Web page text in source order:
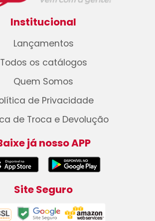
Institucional
Lançamentos
Todos os catálogos
Quem Somos
de Privacidade
de Troca e Devolução
já nosso APP
Site Seguro